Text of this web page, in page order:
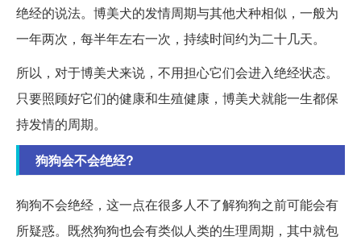
绝经的说法。博美犬的发情周期与其他犬种相似，一般为
一年两次，每半年左右一次，持续时间约为二十几天。
所以，对于博美犬来说，不用担心它们会进入绝经状态。
只要照顾好它们的健康和生殖健康，博美犬就能一生都保
持发情的周期。
狗狗会不会绝经?
狗狗不会绝经，这一点在很多人不了解狗狗之前可能会有
所疑惑。既然狗狗也会有类似人类的生理周期，其中就包